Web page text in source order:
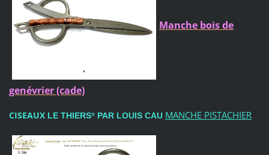
Manche bois de
genévrier (cade)
CISEAUX LE THIERS®PAR LOUIS CAU MANCHE PISTACHIER